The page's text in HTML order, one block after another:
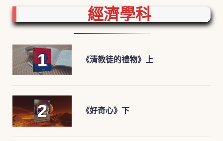
經濟學科
《清教徒的禮物》上
《好奇心》下